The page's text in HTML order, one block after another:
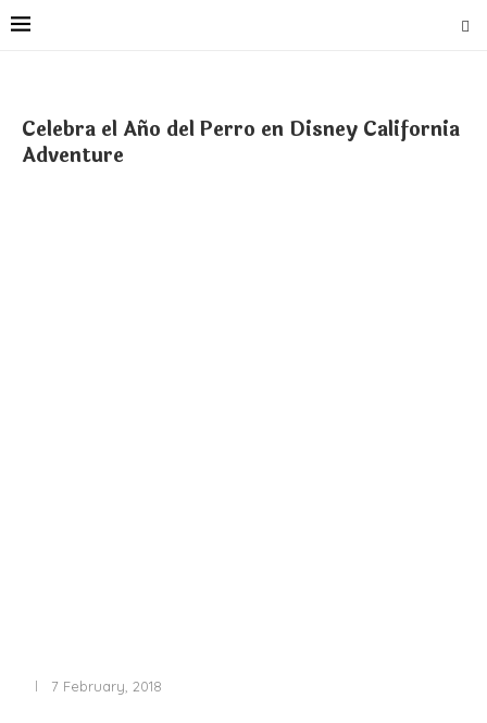
Celebra el Año del Perro en Disney California
Adventure
7 February, 2018